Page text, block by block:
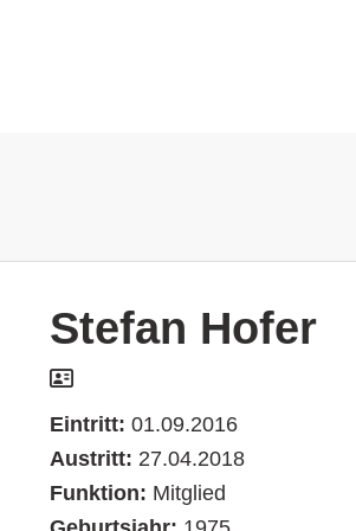
Stefan Hofer
Eintritt: 01.09.2016
Austritt: 27.04.2018
Funktion: Mitglied